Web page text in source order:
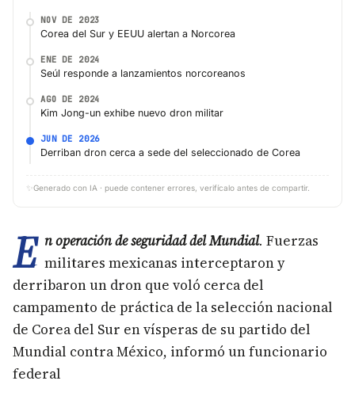
NOV DE 2023
Corea del Sur y EEUU alertan a Norcorea
ENE DE 2024
Seúl responde a lanzamientos norcoreanos
AGO DE 2024
Kim Jong-un exhibe nuevo dron militar
JUN DE 2026
Derriban dron cerca a sede del seleccionado de Corea
✨ Generado con IA · puede contener errores, verifícalo antes de compartir.
E n operación de seguridad del Mundial. Fuerzas
militares mexicanas interceptaron y
derribaron un dron que voló cerca del
campamento de práctica de la selección nacional
de Corea del Sur en vísperas de su partido del
Mundial contra México, informó un funcionario
federal